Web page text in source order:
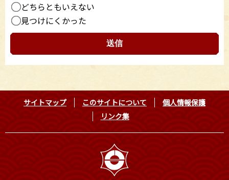
どちらともいえない
見つけにくかった
サイトマップ このサイトについて
個人情報保護
リンク集